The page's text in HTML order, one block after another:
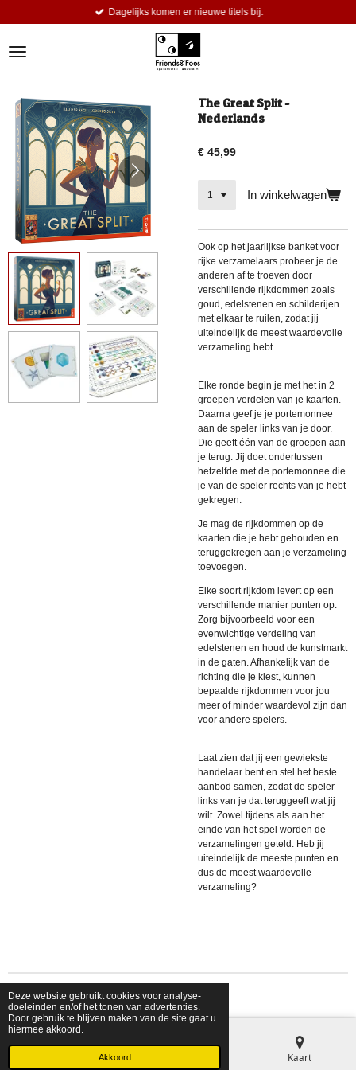
Deze website gebruikt cookies voor analyse-
doeleinden en/of het tonen van advertenties.
Door gebruik te blijven maken van de site gaat u
hiermee akkoord.
Akkoord
de
Dagelijks komen er nieuwe titels bij.
The Great Split -
Nederlands
€ 45,99
In winkelwagen
Ook op het jaarlijkse banket voor
rijke verzamelaars probeer je de
anderen af te troeven door
verschillende rijkdommen zoals
goud, edelstenen en schilderijen
met elkaar te ruilen, zodat jij
uiteindelijk de meest waardevolle
verzameling hebt.
Elke ronde begin je met het in 2
groepen verdelen van je kaarten.
Daarna geef je je portemonnee
aan de speler links van je door.
Die geeft één van de groepen aan
je terug. Jij doet ondertussen
hetzelfde met de portemonnee die
je van de speler rechts van je hebt
gekregen.
Je mag de rijkdommen op de
kaarten die je hebt gehouden en
teruggekregen aan je verzameling
toevoegen.
Elke soort rijkdom levert op een
verschillende manier punten op.
Zorg bijvoorbeeld voor een
evenwichtige verdeling van
edelstenen en houd de kunstmarkt
in de gaten. Afhankelijk van de
richting die je kiest, kunnen
bepaalde rijkdommen voor jou
meer of minder waardevol zijn dan
voor andere spelers.
Laat zien dat jij een gewiekste
handelaar bent en stel het beste
aanbod samen, zodat de speler
links van je dat teruggeeft wat jij
wilt. Zowel tijdens als aan het
einde van het spel worden de
verzamelingen geteld. Heb jij
uiteindelijk de meeste punten en
dus de meest waardevolle
verzameling?
© 2026 shopfriendsfoes
Kaart